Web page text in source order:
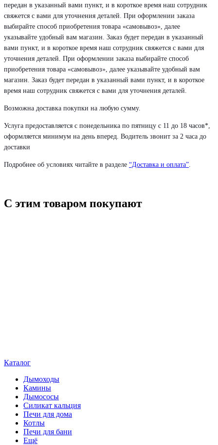
передан в указанный вами пункт, и в короткое время наш сотрудник
свяжется с вами для уточнения деталей. При оформлении заказа
выбирайте способ приобретения товара «самовывоз», далее
указывайте удобный вам магазин. Заказ будет передан в указанный
вами пункт, и в короткое время наш сотрудник свяжется с вами для
уточнения деталей. При оформлении заказа выбирайте способ
приобретения товара «самовывоз», далее указывайте удобный вам
магазин. Заказ будет передан в указанный вами пункт, и в короткое
время наш сотрудник свяжется с вами для уточнения деталей.
Возможна доставка покупки на любую сумму.
Услуга предоставляется с понедельника по пятницу с 11 до 18 часов*,
оформляется минимум на день вперед. Водитель звонит за 2 часа до
доставки
Подробнее об условиях читайте в разделе “Доставка и оплата”
С этим товаром покупают
Каталог
Дымоходы
Камины
Дымососы
Силикат кальция
Печи для дома
Котлы
Печи для бани
Ещё